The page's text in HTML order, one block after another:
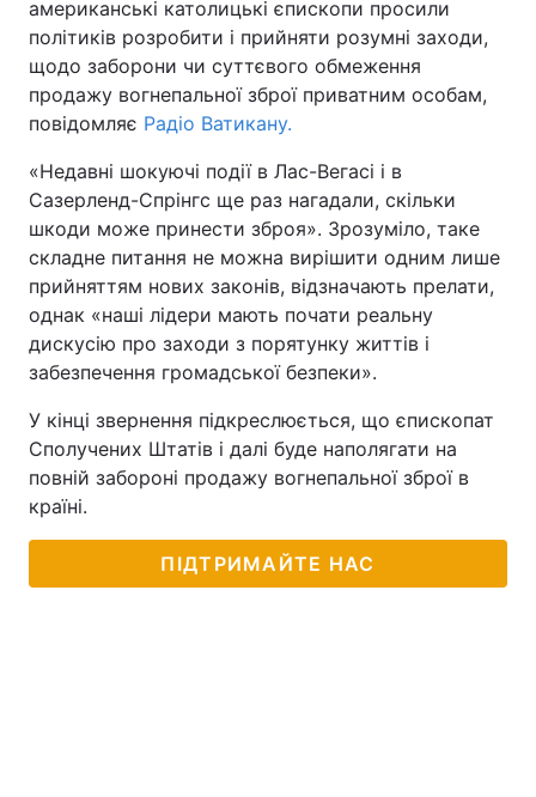
американські католицькі єпископи просили
політиків розробити і прийняти розумні заходи,
щодо заборони чи суттєвого обмеження
продажу вогнепальної зброї приватним особам,
повідомляє Радіо Ватикану.
«Недавні шокуючі події в Лас-Вегасі і в
Сазерленд-Спрінгс ще раз нагадали, скільки
шкоди може принести зброя». Зрозуміло, таке
складне питання не можна вирішити одним лише
прийняттям нових законів, відзначають прелати,
однак «наші лідери мають почати реальну
дискусію про заходи з порятунку життів і
забезпечення громадської безпеки».
У кінці звернення підкреслюється, що єпископат
Сполучених Штатів і далі буде наполягати на
повній забороні продажу вогнепальної зброї в
країні.
ПІДТРИМАЙТЕ НАС